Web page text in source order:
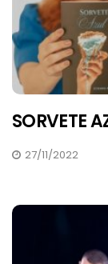
SORVETE
27/11/2022